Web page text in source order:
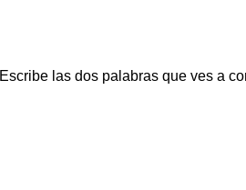
Escribe las dos palabras que ves a